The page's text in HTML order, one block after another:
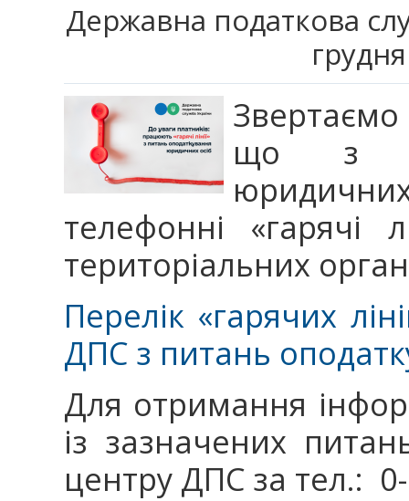
Державна податкова
Звертаємо
що з
телефонні «гарячі
територіальних
Перелік «гарячих
ДПС з питань
Для отримання
із зазначених
центру ДПС за тел.: